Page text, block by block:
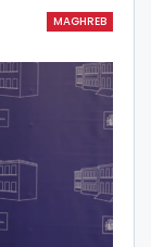
MAGHREB